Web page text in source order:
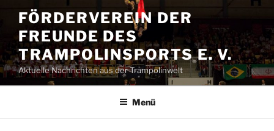
Inhalt
springen
FÖRDERVEREIN DER
FREUNDE DES
TRAMPOLINSPORTS E. V.
Aktuelle Nachrichten aus der Trampolinwelt
Menü